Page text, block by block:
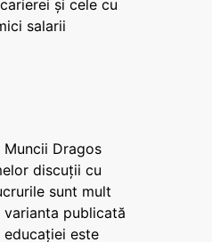
și cele cu
salarii
Dragos
discuții cu
sunt mult
publicată
educației este